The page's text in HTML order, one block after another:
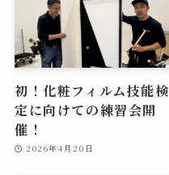
初！化粧フィルム技能検
定に向けての練習会開
催！
2026年4月20日